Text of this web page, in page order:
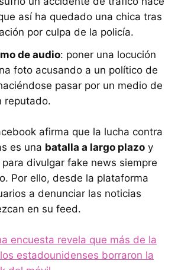
así ha quedado una chica tras
por culpa de la policía.
de audio: poner una locución
foto acusando a un político de
pasar por un medio de
reputado.
afirma que la lucha contra
es una batalla a largo plazo y
divulgar fake news siempre
Por ello, desde la plataforma
a denunciar las noticias
en su feed.
encuesta revela que más de la
estadounidenses borraron la